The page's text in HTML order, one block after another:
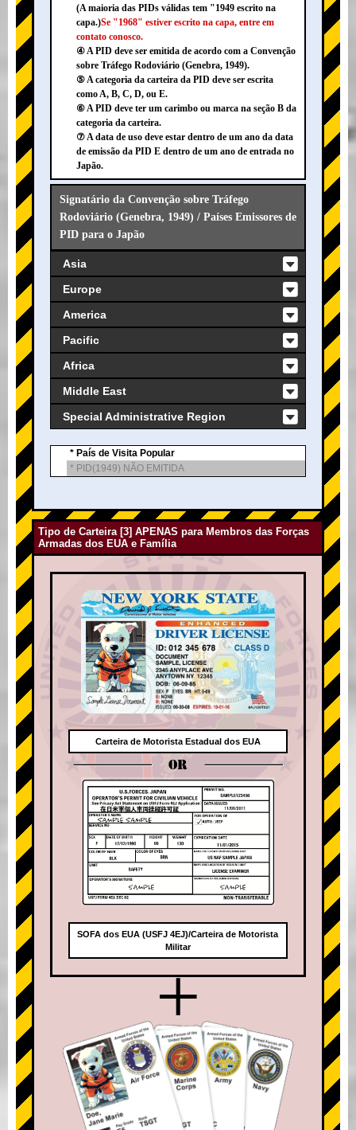
(A maioria das PIDs válidas tem "1949 escrito na
capa.)Se "1968" estiver escrito na capa, entre em
contato conosco.
④ A PID deve ser emitida de acordo com a Convenção
sobre Tráfego Rodoviário (Genebra, 1949).
⑤ A categoria da carteira da PID deve ser escrita
como A, B, C, D, ou E.
⑥ A PID deve ter um carimbo ou marca na seção B da
categoria da carteira.
⑦ A data de uso deve estar dentro de um ano da data
de emissão da PID E dentro de um ano de entrada no
Japão.
Signatário da Convenção sobre Tráfego
Rodoviário (Genebra, 1949) / Países Emissores de
PID para o Japão
Asia
Europe
America
Pacific
Africa
Middle East
Special Administrative Region
* País de Visita Popular
* PID(1949) NÃO EMITIDA
Tipo de Carteira [3] APENAS para Membros das Forças
Armadas dos EUA e Família
Carteira de Motorista Estadual dos EUA
OR
SOFA dos EUA (USFJ 4EJ)/Carteira de Motorista
Militar
+